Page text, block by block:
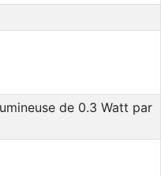
de 0.3 Watt par